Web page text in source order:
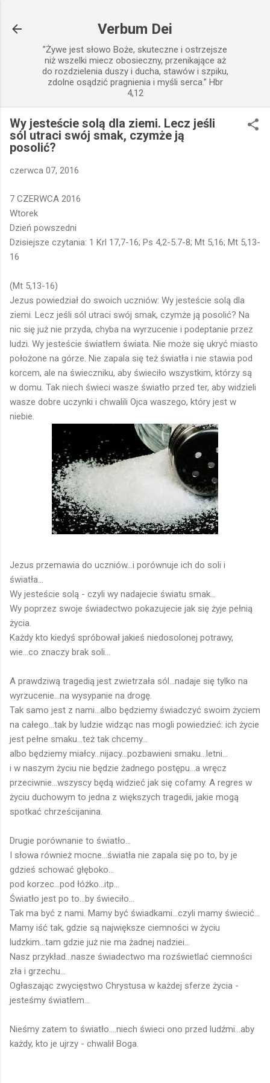
Verbum Dei
”Żywe jest słowo Boże, skuteczne i ostrzejsze
niż wszelki miecz obosieczny, przenikające aż
do rozdzielenia duszy i ducha, stawów i szpiku,
zdolne osądzić pragnienia i myśli serca.” Hbr
4,12
Wy jesteście solą dla ziemi. Lecz jeśli
sól utraci swój smak, czymże ją
posolić?
czerwca 07, 2016
7 CZERWCA 2016
Wtorek
Dzień powszedni
Dzisiejsze czytania: 1 Krl 17,7-16; Ps 4,2-5.7-8; Mt 5,16; Mt 5,13-
16
(Mt 5,13-16)
Jezus powiedział do swoich uczniów: Wy jesteście solą dla
ziemi. Lecz jeśli sól utraci swój smak, czymże ją posolić? Na
nic się już nie przyda, chyba na wyrzucenie i podeptanie przez
ludzi. Wy jesteście światłem świata. Nie może się ukryć miasto
położone na górze. Nie zapala się też światła i nie stawia pod
korcem, ale na świeczniku, aby świeciło wszystkim, którzy są
w domu. Tak niech świeci wasze światło przed ter, aby widzieli
wasze dobre uczynki i chwalili Ojca waszego, który jest w
niebie.
Jezus przemawia do uczniów...i porównuje ich do soli i
światła...
Wy jesteście solą - czyli wy nadajecie światu smak...
Wy poprzez swoje świadectwo pokazujecie jak się żyje pełnią
życia.
Każdy kto kiedyś spróbował jakieś niedosolonej potrawy,
wie...co znaczy brak soli...
A prawdziwą tragedią jest zwietrzała sól...nadaje się tylko na
wyrzucenie...na wysypanie na drogę.
Tak samo jest z nami...albo będziemy świadczyć swoim życiem
na całego...tak by ludzie widząc nas mogli powiedzieć: ich życie
jest pełne smaku...też tak chcemy...
albo będziemy miałcy...nijacy...pozbawieni smaku...letni...
i w naszym życiu nie będzie żadnego postępu...a wręcz
przeciwnie...wszyscy będą widzieć jak się cofamy. A regres w
życiu duchowym to jedna z większych tragedii, jakie mogą
spotkać chrześcijanina.
Drugie porównanie to światło...
I słowa również mocne...światła nie zapala się po to, by je
gdzieś schować głęboko...
pod korzec...pod łóżko...itp...
Światło jest po to...by świeciło...
Tak ma być z nami. Mamy być świadkami...czyli mamy świecić...
Mamy iść tak, gdzie są największe ciemności w życiu
ludzkim...tam gdzie już nie ma żadnej nadziei...
Nasz przykład...nasze świadectwo ma rozświetlać ciemności
zła i grzechu...
Ogłaszając zwycięstwo Chrystusa w każdej sferze życia -
jesteśmy światłem...
Nieśmy zatem to światło....niech świeci ono przed ludźmi...aby
każdy, kto je ujrzy - chwalił Boga.